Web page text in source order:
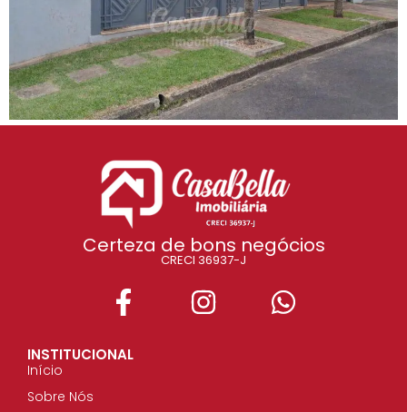
Certeza de bons negócios
CRECI 36937-J
INSTITUCIONAL
Início
Sobre Nós